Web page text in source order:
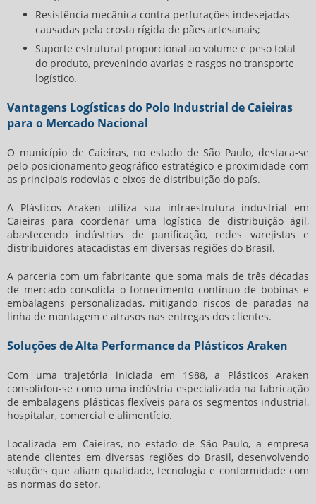
Resistência mecânica contra perfurações indesejadas
causadas pela crosta rígida de pães artesanais;
Suporte estrutural proporcional ao volume e peso total
do produto, prevenindo avarias e rasgos no transporte
logístico.
Vantagens Logísticas do Polo Industrial de Caieiras
para o Mercado Nacional
O município de Caieiras, no estado de São Paulo, destaca-se
pelo posicionamento geográfico estratégico e proximidade com
as principais rodovias e eixos de distribuição do país.
A Plásticos Araken utiliza sua infraestrutura industrial em
Caieiras para coordenar uma logística de distribuição ágil,
abastecendo indústrias de panificação, redes varejistas e
distribuidores atacadistas em diversas regiões do Brasil.
A parceria com um fabricante que soma mais de três décadas
de mercado consolida o fornecimento contínuo de bobinas e
embalagens personalizadas, mitigando riscos de paradas na
linha de montagem e atrasos nas entregas dos clientes.
Soluções de Alta Performance da Plásticos Araken
Com uma trajetória iniciada em 1988, a Plásticos Araken
consolidou-se como uma indústria especializada na fabricação
de embalagens plásticas flexíveis para os segmentos industrial,
hospitalar, comercial e alimentício.
Localizada em Caieiras, no estado de São Paulo, a empresa
atende clientes em diversas regiões do Brasil, desenvolvendo
soluções que aliam qualidade, tecnologia e conformidade com
as normas do setor.